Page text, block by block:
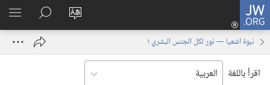
JW.ORG
تغيير
الموقع
تسجيل
الدخول
نافذة
البحث
في
JW.‎ORG
نبوة اشعيا — نور لكل الجنس البشري ١
اقرأ باللغة